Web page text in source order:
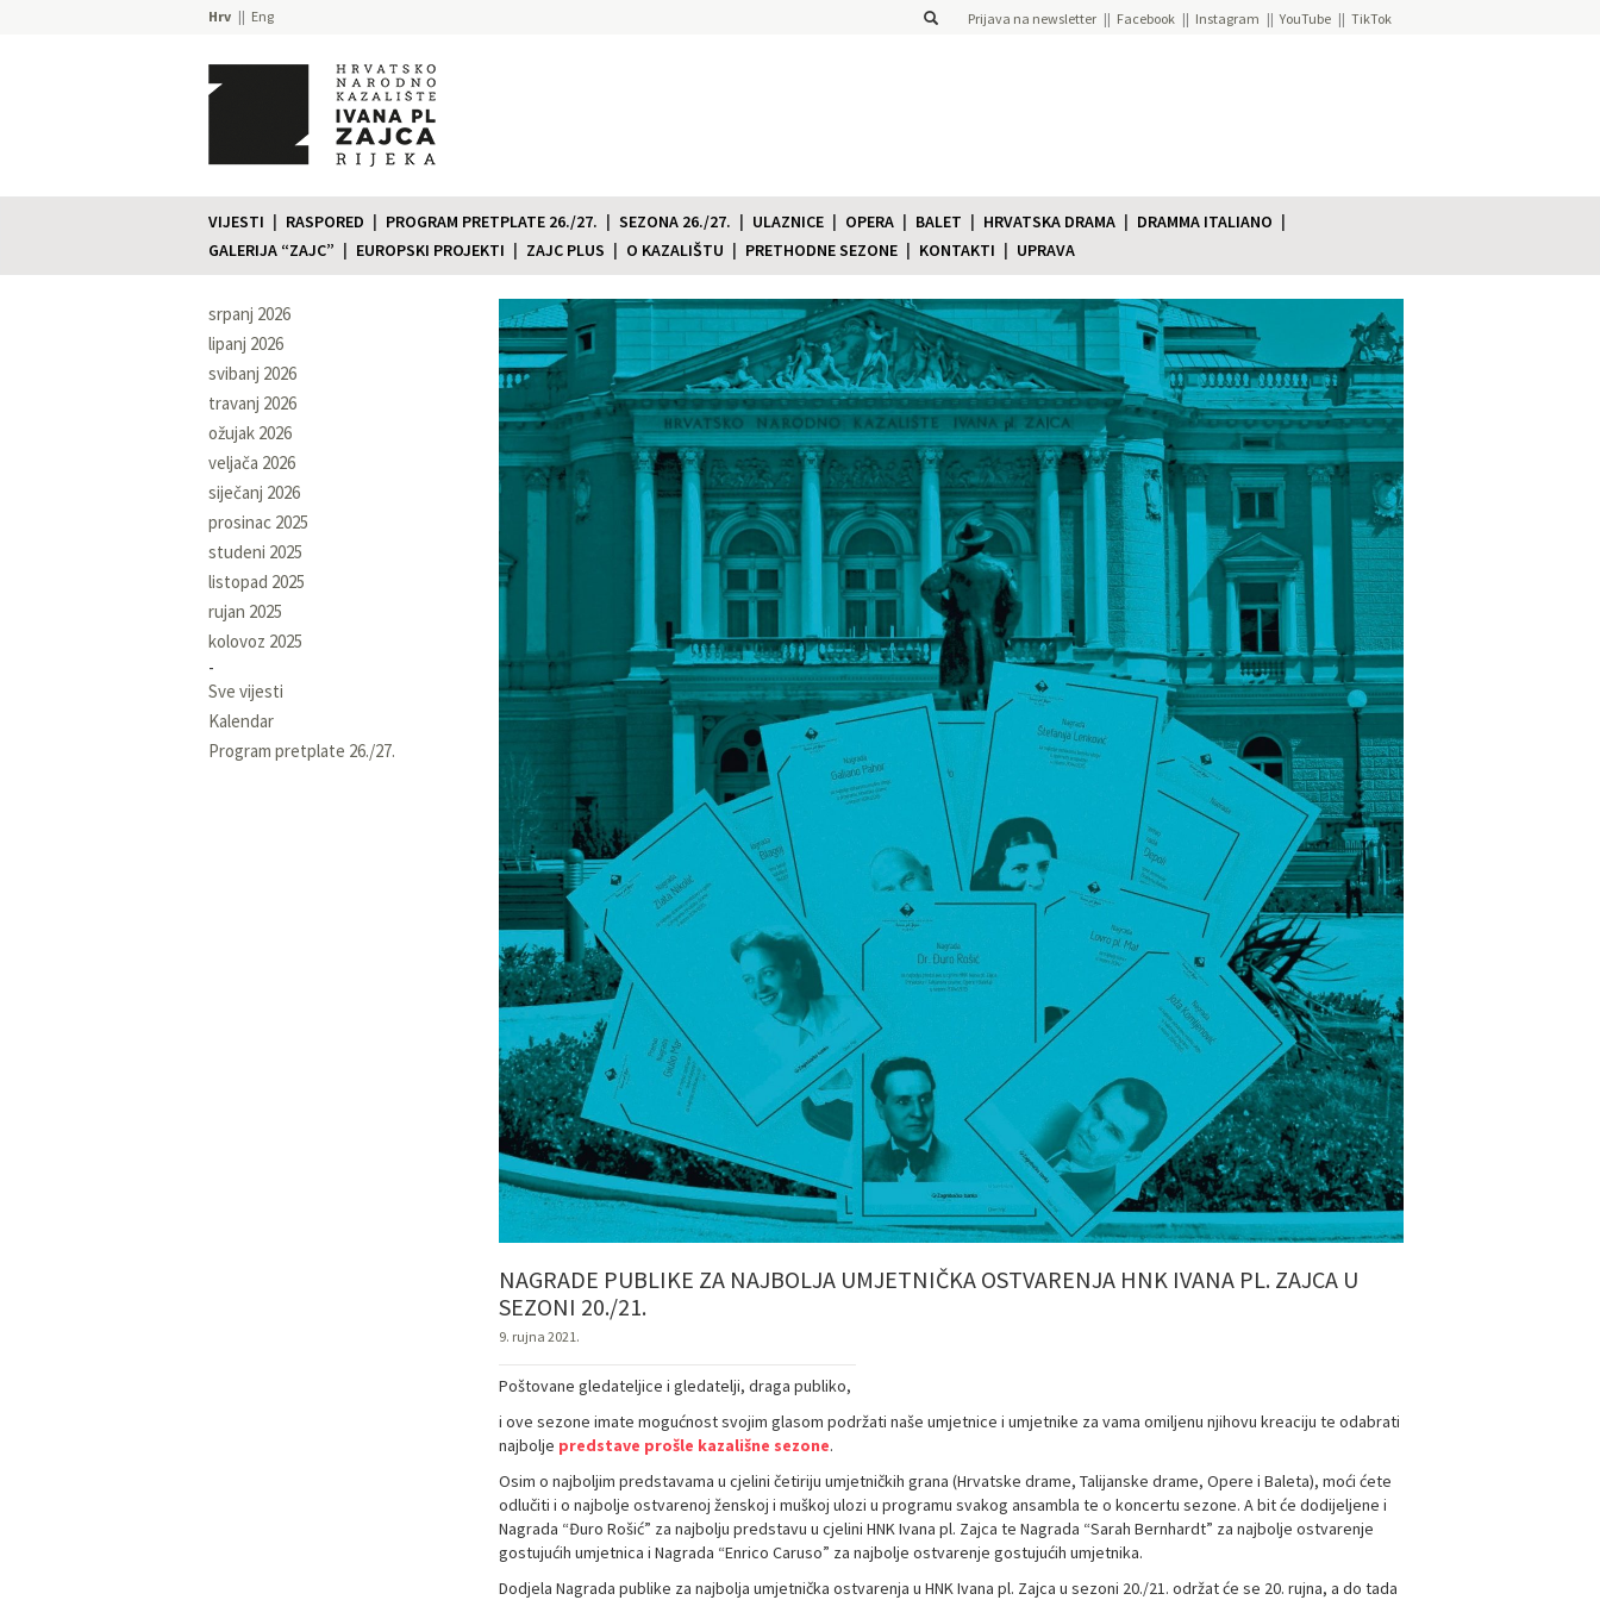
Hrv Eng Prijava na newsletter Facebook Instagram YouTube TikTok
VIJESTI RASPORED PROGRAM PRETPLATE 26./27. SEZONA 26./27. ULAZNICE OPERA BALET HRVATSKA DRAMA
DRAMMA ITALIANO
GALERIJA “ZAJC”
EUROPSKI PROJEKTI ZAJC PLUS O KAZALIŠTU PRETHODNE SEZONE KONTAKTI UPRAVA
srpanj 2026
lipanj 2026
svibanj 2026
travanj 2026
ožujak 2026
veljača 2026
siječanj 2026
prosinac 2025
studeni 2025
listopad 2025
rujan 2025
kolovoz 2025
Sve vijesti
Kalendar
Program pretplate 26./27.
NAGRADE PUBLIKE ZA NAJBOLJA UMJETNIČKA OSTVARENJA HNK IVANA PL. ZAJCA U
SEZONI 20./21.
9. rujna 2021.
Poštovane gledateljice i gledatelji, draga publiko,
i ove sezone imate mogućnost svojim glasom podržati naše umjetnice i umjetnike za vama omiljenu njihovu kreaciju te odabrati
najbolje predstave prošle kazališne sezone.
Osim o najboljim predstavama u cjelini četiriju umjetničkih grana (Hrvatske drame, Talijanske drame, Opere i Baleta), moći ćete
odlučiti i o najbolje ostvarenoj ženskoj i muškoj ulozi u programu svakog ansambla te o koncertu sezone. A bit će dodijeljene i
Nagrada “Đuro Rošić” za najbolju predstavu u cjelini HNK Ivana pl. Zajca te Nagrada “Sarah Bernhardt” za najbolje ostvarenje
gostujućih umjetnica i Nagrada “Enrico Caruso” za najbolje ostvarenje gostujućih umjetnika.
Dodjela Nagrada publike za najbolja umjetnička ostvarenja u HNK Ivana pl. Zajca u sezoni 20./21. održat će se 20. rujna, a do tada